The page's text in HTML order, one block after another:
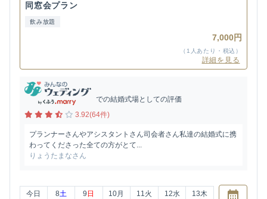
同窓会プラン
飲み放題
7,000円
（1人あたり・税込）
詳細を見る
での結婚式場としての評価
3.92(64件)
プランナーさんやアシスタントさん司会者さん私達の結婚式に携
わってくださった全ての方がとて...
りょうたまなさん
今日 8土 9 日 10月 11火 12水 13木